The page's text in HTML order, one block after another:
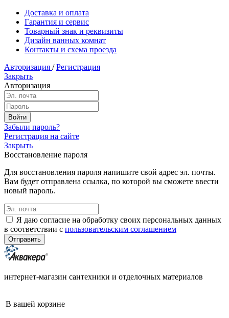
Доставка и оплата
Гарантия и сервис
Товарный знак и реквизиты
Дизайн ванных комнат
Контакты и схема проезда
Авторизация / Регистрация
Закрыть
Авторизация
Забыли пароль?
Регистрация на сайте
Закрыть
Восстановление пароля
Для восстановления пароля напишите свой адрес эл. почты.
Вам будет отправлена ссылка, по которой вы сможете ввести
новый пароль.
Я даю согласие на обработку своих персональных данных
в соответствии с пользовательским соглашением
интернет-магазин сантехники и отделочных материалов
В вашей корзине